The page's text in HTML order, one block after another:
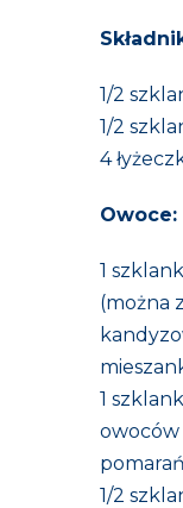
1/2
1/2
4
Owoce:
1
(można
1
owoców
1/2